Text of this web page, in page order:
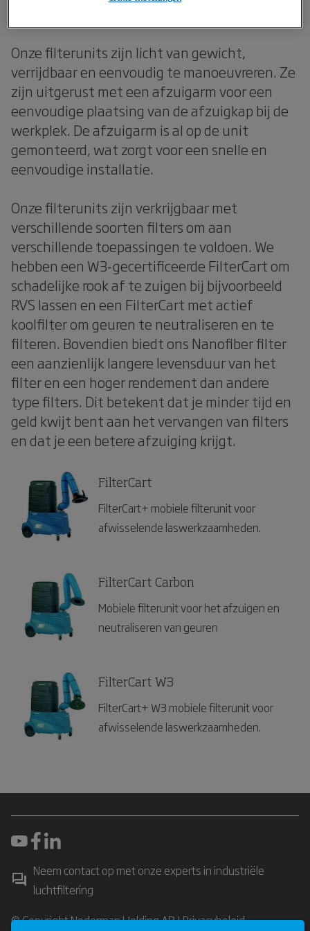
Onze filterunits zijn licht van gewicht,
verrijdbaar en eenvoudig te manoeuvreren. Ze
zijn uitgerust met een afzuigarm voor een
eenvoudige plaatsing van de afzuigkap bij de
werkplek. De afzuigarm is al op de unit
gemonteerd, wat zorgt voor een snelle en
eenvoudige installatie.
Onze filterunits zijn verkrijgbaar met
verschillende soorten filters om aan
verschillende toepassingen te voldoen. We
hebben een W3-gecertificeerde FilterCart om
schadelijke rook af te zuigen bij bijvoorbeeld
RVS lassen en een FilterCart met actief
koolfilter om geuren te neutraliseren en te
filteren. Bovendien biedt ons Nanofiber filter
een aanzienlijk langere levensduur van het
filter en een hoger rendement dan andere
type filters. Dit betekent dat je minder tijd en
geld kwijt bent aan het vervangen van filters
en dat je een betere afzuiging krijgt.
FilterCart
FilterCart+ mobiele filterunit voor
afwisselende laswerkzaamheden.
FilterCart Carbon
Mobiele filterunit voor het afzuigen en
neutraliseren van geuren
FilterCart W3
FilterCart+ W3 mobiele filterunit voor
afwisselende laswerkzaamheden.
Neem contact op met onze experts in industriële
luchtfiltering
© Copyright Nederman Holding AB |Privacybeleid